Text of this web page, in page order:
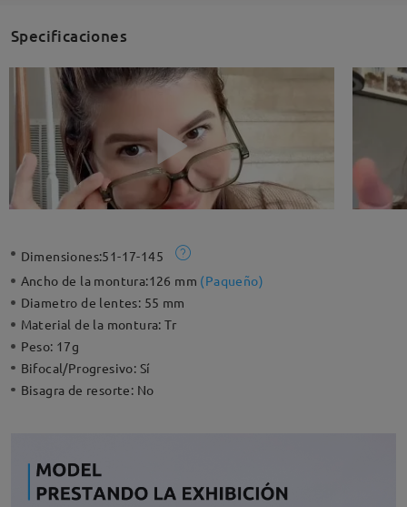
Specificaciones
Dimensiones:51-17-145
Ancho de la montura:126 mm (Paqueño)
Diametro de lentes: 55 mm
Material de la montura:Tr
Peso: 17g
Bifocal/Progresivo: Sí
Bisagra de resorte: No